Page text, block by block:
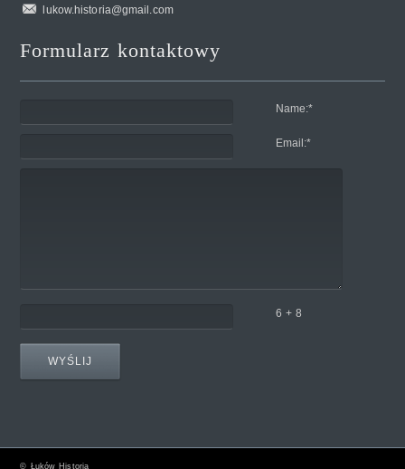
lukow.historia@gmail.com
Formularz kontaktowy
Name:*
Email:*
6 + 8
© Łuków Historia